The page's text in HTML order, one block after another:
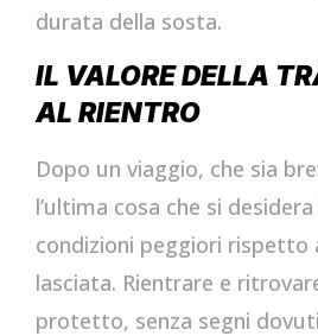
durata della sosta.
IL VALORE DELLA
AL RIENTRO
Dopo un viaggio, che sia
l’ultima cosa che si
condizioni peggiori rispetto
lasciata. Rientrare e
protetto, senza segni